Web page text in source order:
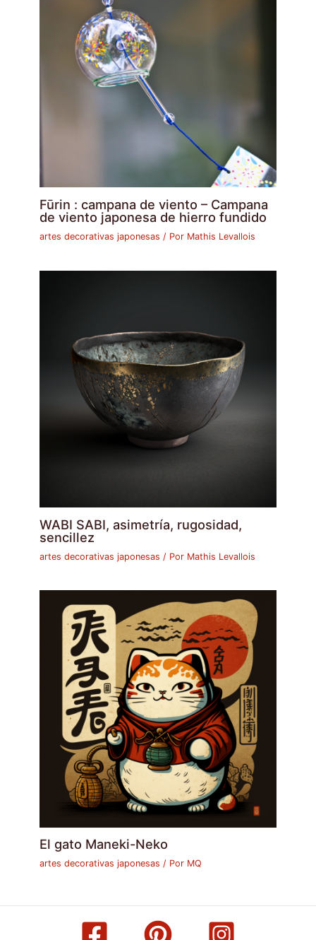
Fūrin : campana de viento – Campana
de viento japonesa de hierro fundido
artes decorativas japonesas / Por Mathis Levallois
WABI SABI, asimetría, rugosidad,
sencillez
artes decorativas japonesas / Por Mathis Levallois
El gato Maneki-Neko
artes decorativas japonesas / Por MQ